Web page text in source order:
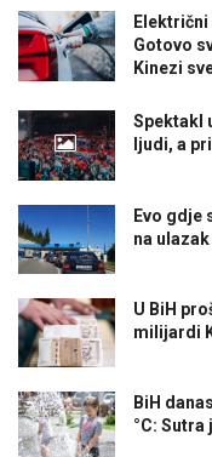
Gotovo
Kinezi
Spektakl
ljudi, a
Evo gdje
na
U BiH
milijardi
BiH
°C: